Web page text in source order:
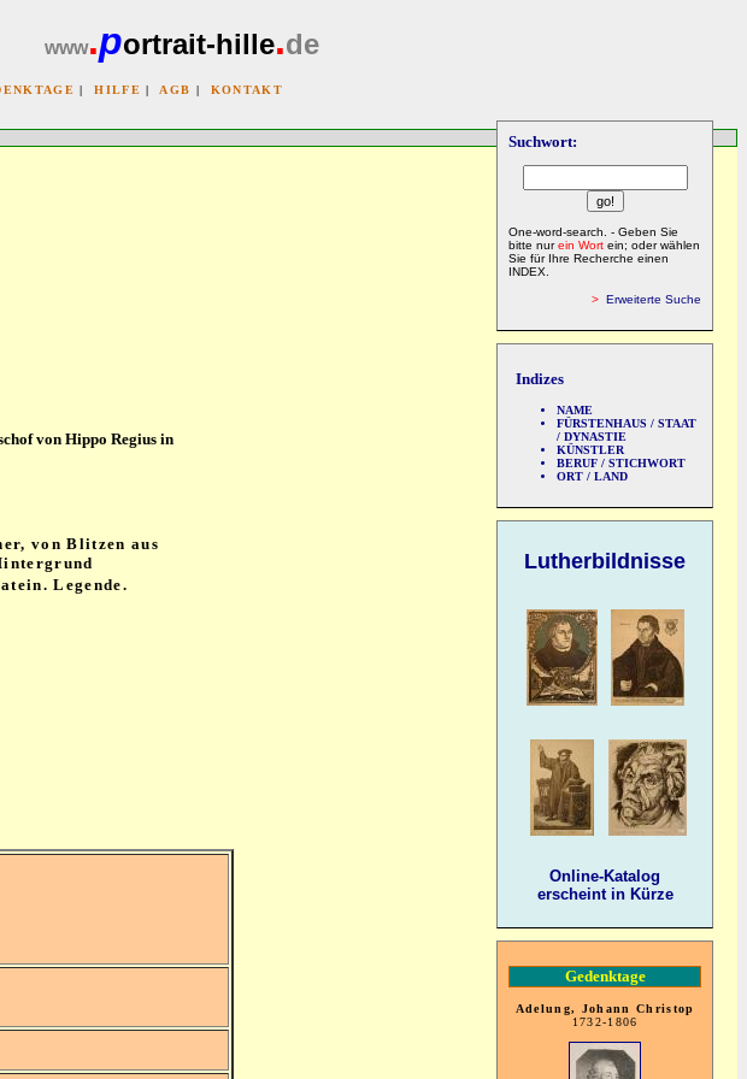
www.portrait-hille.de
|HILFE | AGB | KONTAKT
Suchwort:
One-word-search. - Geben Sie
bitte nurein Wort ein; oder wählen
Sie für Ihre Recherche einen
INDEX.
> Erweiterte Suche
Indizes
NAME
FÜRSTENHAUS / STAAT
/ DYNASTIE
KÜNSTLER
BERUF / STICHWORT
ORT / LAND
Lutherbildnisse
Online-Katalog
erscheint in Kürze
Gedenktage
Adelung, Johann Christop
1732-1806
von Hippo Regius in
von Blitzen aus
Legende.